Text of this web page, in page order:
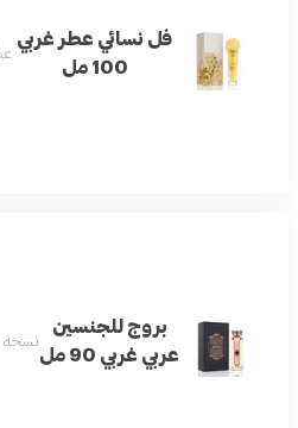
فل نسائي عطر غربي
100 مل
بروج للجنسين
عربي غربي 90 مل
نسخة